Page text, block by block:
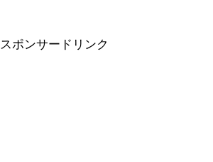
スポンサードリンク